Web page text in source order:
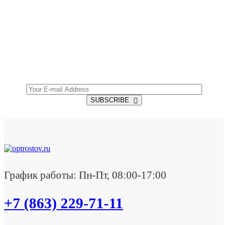
SUBSCRIBE
График работы: Пн-Пт, 08:00-17:00
+7 (863) 229-71-11